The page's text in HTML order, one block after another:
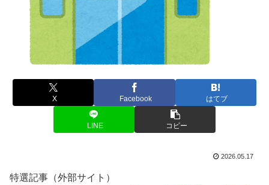
X Facebook はてブ
LINE コピー
2026.05.17
特選記事（外部サイト）